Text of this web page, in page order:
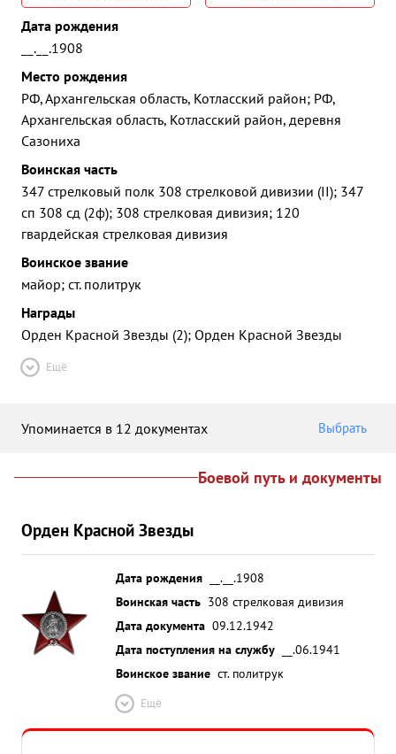
Дата рождения
__.__.1908
Место рождения
РФ, Архангельская область, Котласский район; РФ,
Архангельская область, Котласский район, деревня
Сазониха
Воинская часть
347 стрелковый полк 308 стрелковой дивизии (II); 347
сп 308 сд (2ф); 308 стрелковая дивизия; 120
гвардейская стрелковая дивизия
Воинское звание
майор; ст. политрук
Награды
Орден Красной Звезды (2); Орден Красной Звезды
Ещё
Упоминается в 12 документах Выбрать
Боевой путь и документы
Орден Красной Звезды
Дата рождения
__.__.1908
Воинская часть 308 стрелковая дивизия
Дата документа 09.12.1942
Дата поступления на службу
__.06.1941
Воинское звание ст. политрук
Ещё